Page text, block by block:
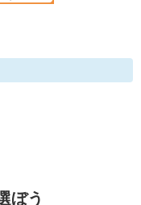
ぼう